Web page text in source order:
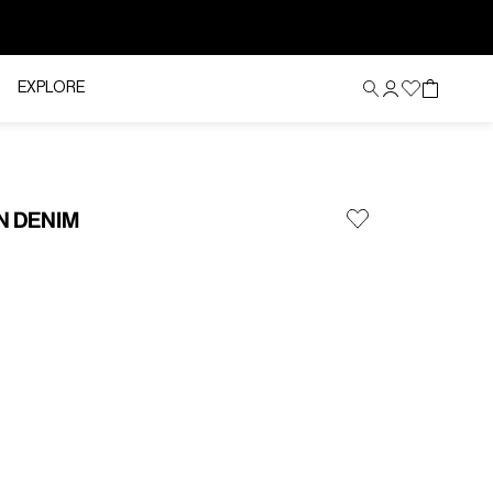
EXPLORE
DENIM